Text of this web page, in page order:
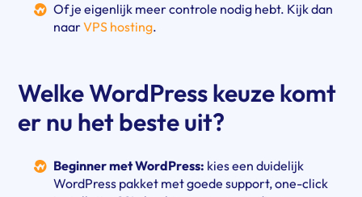
Of je eigenlijk meer controle nodig hebt. Kijk dan
naarVPS hosting.
Welke WordPress keuze komt
er nu het beste uit?
Beginner met WordPress: kies een duidelijk
WordPress pakket met goede support, one-click